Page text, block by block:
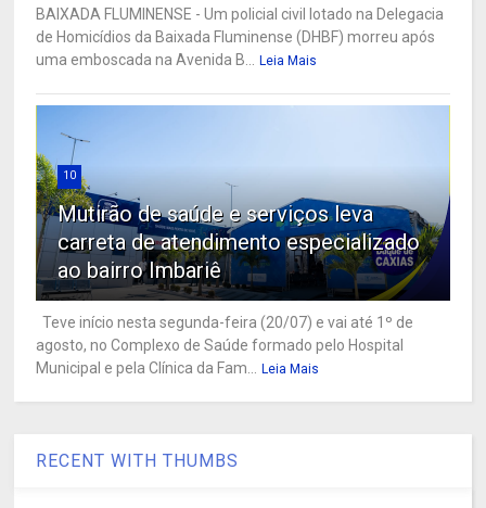
BAIXADA FLUMINENSE - Um policial civil lotado na Delegacia
de Homicídios da Baixada Fluminense (DHBF) morreu após
uma emboscada na Avenida B... Leia Mais
10
Mutirão de saúde e serviços leva
carreta de atendimento especializado
ao bairro Imbariê
Teve início nesta segunda-feira (20/07) e vai até 1º de
agosto, no Complexo de Saúde formado pelo Hospital
Municipal e pela Clínica da Fam... Leia Mais
RECENT WITH THUMBS